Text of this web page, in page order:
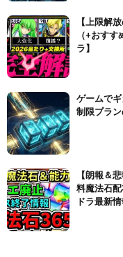
【上限解
（+おす
ラ】
ゲームで
制限プラ
【朗報＆
料魔法石
ドラ最新